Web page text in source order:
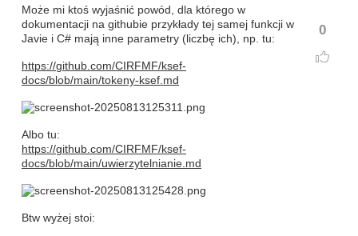
0
Może mi ktoś wyjaśnić powód, dla którego w
dokumentacji na githubie przykłady tej samej funkcji w
Javie i C# mają inne parametry (liczbę ich), np. tu:
https://github.com/CIRFMF/ksef-
docs/blob/main/tokeny-ksef.md
Albo tu:
https://github.com/CIRFMF/ksef-
docs/blob/main/uwierzytelnianie.md
Btw wyżej stoi: